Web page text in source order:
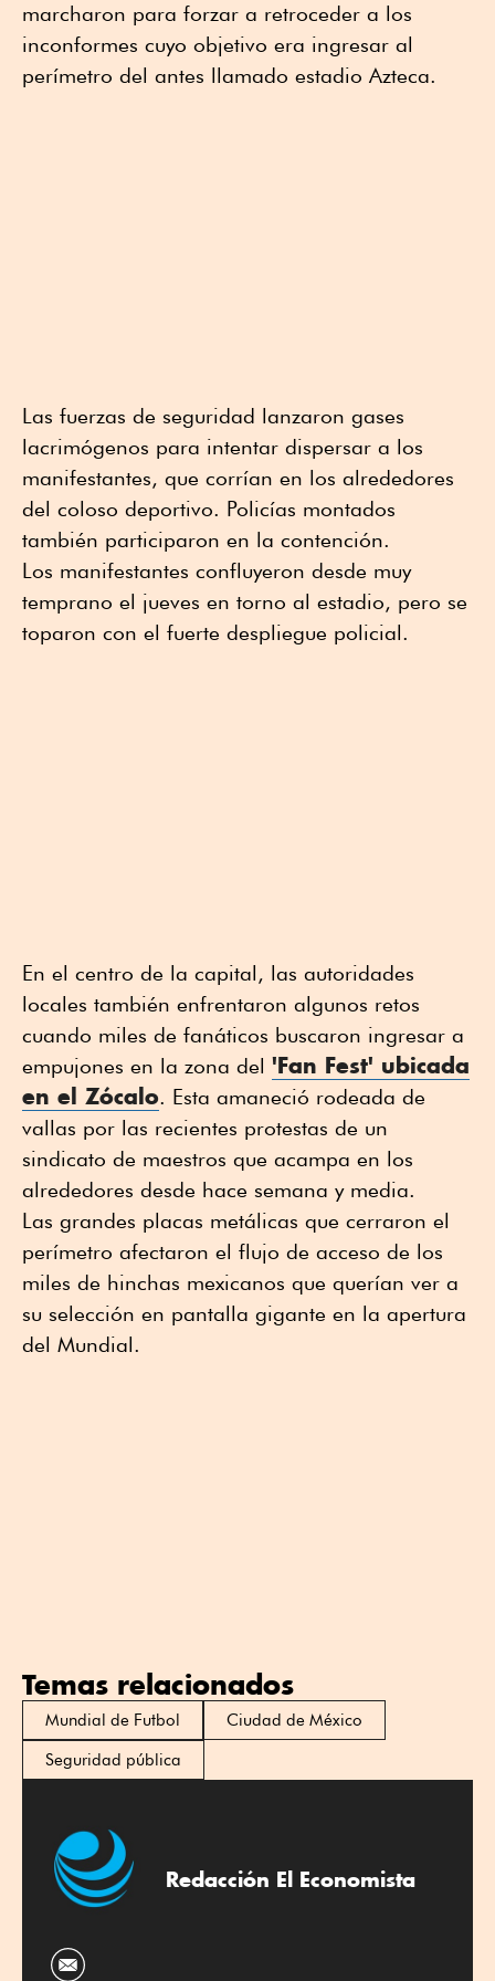
marcharon para forzar a retroceder a los
inconformes cuyo objetivo era ingresar al
perímetro del antes llamado estadio Azteca.
Las fuerzas de seguridad lanzaron gases
lacrimógenos para intentar dispersar a los
manifestantes, que corrían en los alrededores
del coloso deportivo. Policías montados
también participaron en la contención.
Los manifestantes confluyeron desde muy
temprano el jueves en torno al estadio, pero se
toparon con el fuerte despliegue policial.
En el centro de la capital, las autoridades
locales también enfrentaron algunos retos
cuando miles de fanáticos buscaron ingresar a
empujones en la zona del 'Fan Fest' ubicada
en el Zócalo. Esta amaneció rodeada de
vallas por las recientes protestas de un
sindicato de maestros que acampa en los
alrededores desde hace semana y media.
Las grandes placas metálicas que cerraron el
perímetro afectaron el flujo de acceso de los
miles de hinchas mexicanos que querían ver a
su selección en pantalla gigante en la apertura
del Mundial.
Temas relacionados
Mundial de Futbol
Ciudad de México
Seguridad pública
Redacción El Economista